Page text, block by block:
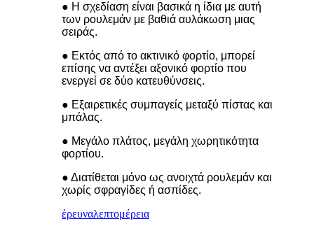
● Η σχεδίαση είναι βασικά η ίδια με αυτή
των ρουλεμάν με βαθιά αυλάκωση μιας
σειράς.
● Εκτός από το ακτινικό φορτίο, μπορεί
επίσης να αντέξει αξονικό φορτίο που
ενεργεί σε δύο κατευθύνσεις.
● Εξαιρετικές συμπαγείς μεταξύ πίστας και
μπάλας.
● Μεγάλο πλάτος, μεγάλη χωρητικότητα
φορτίου.
● Διατίθεται μόνο ως ανοιχτά ρουλεμάν και
χωρίς σφραγίδες ή ασπίδες.
έρευναλεπτομέρεια